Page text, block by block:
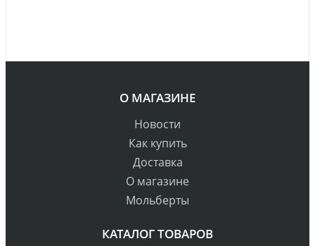
О МАГАЗИНЕ
Новости
Как купить
Доставка
О магазине
Мольберты
КАТАЛОГ ТОВАРОВ